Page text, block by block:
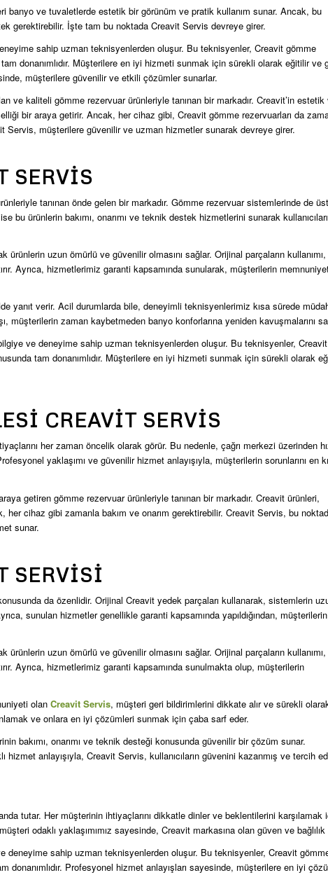
banyo ve tuvaletlerde estetik bir görünüm ve pratik kullanım sunar. Ancak, bu
gerektirebilir. İşte tam bu noktada Creavit Servis devreye girer.
sahip uzman teknisyenlerden oluşur. Bu teknisyenler, Creavit gömme
tam donanımlıdır. Müşterilere en iyi hizmeti sunmak için sürekli olarak eğitilir ve
müşterilere güvenilir ve etkili çözümler sunarlar.
ve kaliteli gömme rezervuar ürünleriyle tanınan bir markadır. Creavit’in estetik
bir araya getirir. Ancak, her cihaz gibi, Creavit gömme rezervuarları da
Servis, müşterilere güvenilir ve uzman hizmetler sunarak devreye girer.
SERVIS
tanınan önde gelen bir markadır. Gömme rezervuar sistemlerinde de
ise bu ürünlerin bakımı, onarımı ve teknik destek hizmetlerini sunarak
uzun ömürlü ve güvenilir olmasını sağlar. Orijinal parçaların kullanımı,
Ayrıca, hizmetlerimiz garanti kapsamında sunularak, müşterilerin
yanıt verir. Acil durumlarda bile, deneyimli teknisyenlerimiz kısa sürede
müşterilerin zaman kaybetmeden banyo konforlarına yeniden kavuşmalarını
ve deneyime sahip uzman teknisyenlerden oluşur. Bu teknisyenler, Creavit
tam donanımlıdır. Müşterilere en iyi hizmeti sunmak için sürekli olarak
CREAVIT SERVIS
her zaman öncelik olarak görür. Bu nedenle, çağrı merkezi üzerinden
yaklaşımı ve güvenilir hizmet anlayışıyla, müşterilerin sorunlarını en
getiren gömme rezervuar ürünleriyle tanınan bir markadır. Creavit ürünleri,
her cihaz gibi zamanla bakım ve onarım gerektirebilir. Creavit Servis, bu
sunar.
SERVISI
da özenlidir. Orijinal Creavit yedek parçaları kullanarak, sistemlerin
sunulan hizmetler genellikle garanti kapsamında yapıldığından, müşterilerin
uzun ömürlü ve güvenilir olmasını sağlar. Orijinal parçaların kullanımı,
Ayrıca, hizmetlerimiz garanti kapsamında sunulmakta olup, müşterilerin
olan Creavit Servis, müşteri geri bildirimlerini dikkate alır ve sürekli
ve onlara en iyi çözümleri sunmak için çaba sarf eder.
bakımı, onarımı ve teknik desteği konusunda güvenilir bir çözüm sunar.
hizmet anlayışıyla, Creavit Servis, kullanıcıların güvenini kazanmış ve tercih
tutar. Her müşterinin ihtiyaçlarını dikkatle dinler ve beklentilerini karşılamak
odaklı yaklaşımımız sayesinde, Creavit markasına olan güven ve bağlılık
deneyime sahip uzman teknisyenlerden oluşur. Bu teknisyenler, Creavit
donanımlıdır. Profesyonel hizmet anlayışları sayesinde, müşterilere en iyi